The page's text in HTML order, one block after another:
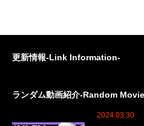
更新情報-Link Information-
ランダム動画紹介-Random
2024.03.30